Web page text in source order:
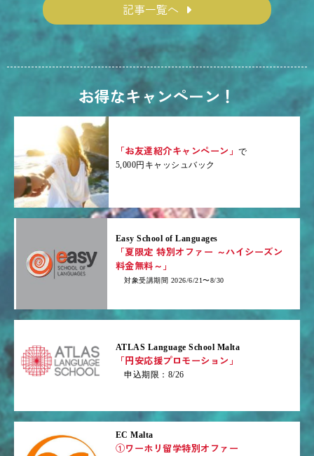
記事一覧へ
お得なキャンペーン！
「お友達紹介キャンペーン」で
5,000円キャッシュバック
Easy School of Languages
「夏限定 特別オファー ～ハイシーズン
料金無料～」
対象受講期間 2026/6/21〜8/30
ATLAS Language School Malta
「円安応援プロモーション」
申込期限：8/26
EC Malta
①ワーホリ留学特別オファー